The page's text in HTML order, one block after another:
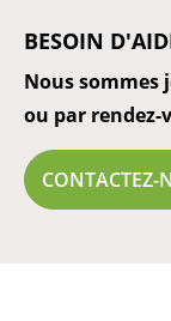
BESOIN
Nous sommes
ou par rendez-
CONTACTEZ-